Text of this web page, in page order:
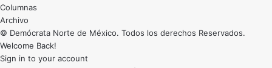
Archivo
© Demócrata Norte de México. Todos los derechos Reservados.
Welcome Back!
Sign in to your account